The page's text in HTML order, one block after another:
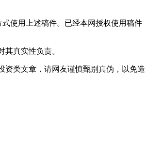
使用上述稿件。已经本网授权使用稿件
真实性负责。
资类文章，请网友谨慎甄别真伪，以免造